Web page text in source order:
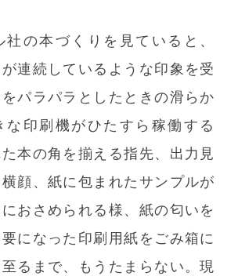
社の本づくりを見ていると、
連続しているような印象を受
パラパラとしたときの滑らか
な印刷機がひたすら稼働する
本の角を揃える指先、出力見
顔、紙に包まれたサンプルが
おさめられる様、紙の匂いを
になった印刷用紙をごみ箱に
るまで、もうたまらない。現